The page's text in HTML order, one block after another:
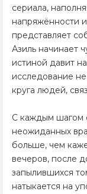
сериала,
напряжённости
представляет
Азиль начинает
истиной давит
исследование
круга людей,
С каждым шагом
неожиданных
больше, чем
вечеров, после
запылившихся
натыкается на